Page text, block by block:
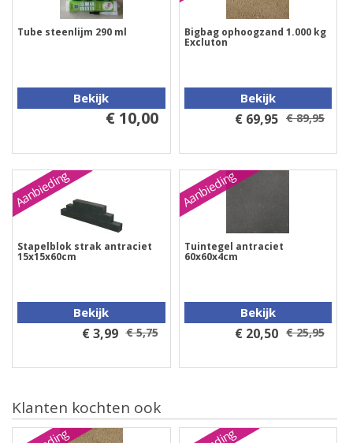
Tube steenlijm 290 ml
Bekijk
€ 10,00
Bigbag ophoogzand 1.000 kg
Excluton
Bekijk
€ 69,95 € 89,95
Aanbieding
Stapelblok strak antraciet
15x15x60cm
Bekijk
€ 3,99 € 5,75
Aanbieding
Tuintegel antraciet
60x60x4cm
Bekijk
€ 20,50 € 25,95
Klanten kochten ook